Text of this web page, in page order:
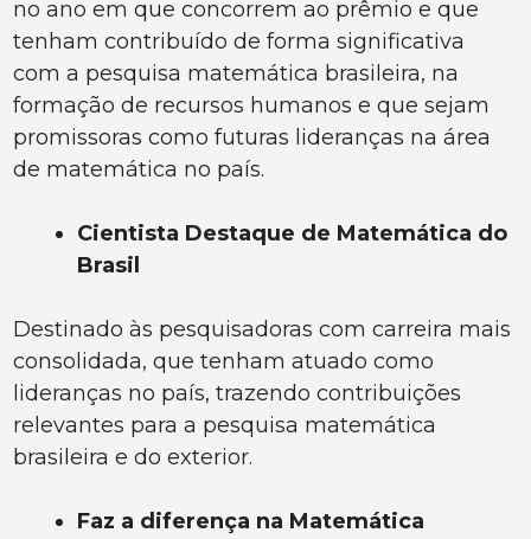
no ano em que concorrem ao prêmio e que
tenham contribuído de forma significativa
com a pesquisa matemática brasileira, na
formação de recursos humanos e que sejam
promissoras como futuras lideranças na área
de matemática no país.
Cientista Destaque de Matemática do
Brasil
Destinado às pesquisadoras com carreira mais
consolidada, que tenham atuado como
lideranças no país, trazendo contribuições
relevantes para a pesquisa matemática
brasileira e do exterior.
Faz a diferença na Matemática